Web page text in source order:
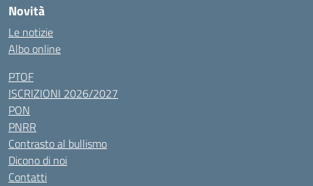
Novità
Le notizie
Albo online
PTOF
ISCRIZIONI 2026/2027
PON
PNRR
Contrasto al bullismo
Dicono di noi
Contatti